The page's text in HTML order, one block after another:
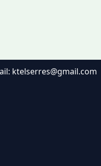
ktelserres@gmail.com